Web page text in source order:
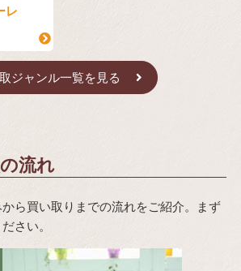
レ
ジャンル一覧を見る
流れ
ら買い取りまでの流れをご紹介。まず
さい。